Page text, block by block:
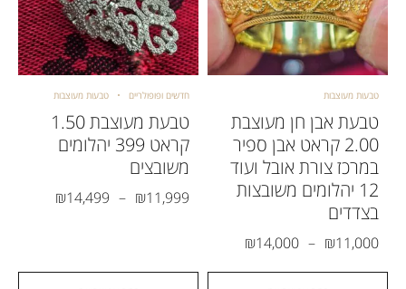
טבעות מעוצבות
טבעת אבן חן מעוצבת
2.00 קראט אבן ספיר
במרכז צורת אובל ועוד
12 יהלומים משובצות
בצדדים
₪11,000
–
₪14,000
חדשים ופופולריים טבעות מעוצבות
טבעת מעוצבת 1.50
קראט 399 יהלומים
משובצים
₪11,999
–
₪14,499